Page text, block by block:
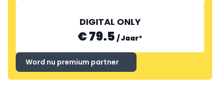
DIGITAL ONLY
€ 79.5 /Jaar*
Word nu premium partner